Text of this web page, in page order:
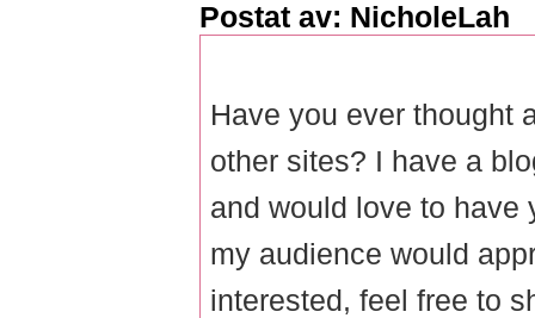
Postat av: NicholeLah
Have you ever thought
other sites? I have a
and would love to have
my audience would
interested, feel free to